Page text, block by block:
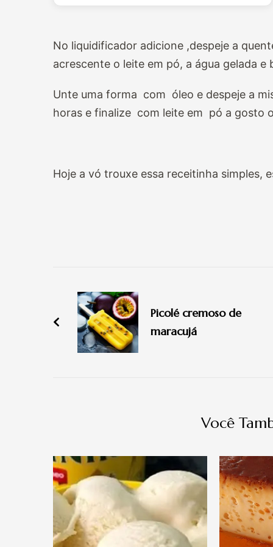
No liquidificador adicione ,despeje a
acrescente o leite em pó, a água gelada e
Unte uma forma com óleo e despeje a
horas e finalize com leite em pó a gosto
Hoje a vó trouxe essa receitinha simples,
post
Picolé cremoso de
maracujá
Você